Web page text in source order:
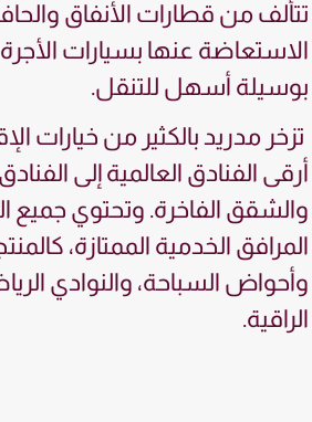
تتألف من قطارات الأنفاق
الاستعاضة عنها بسيارات
بوسيلة أسهل للتنقل.
تزخر مدريد بالكثير من خيارات
أرقى الفنادق العالمية إلى
والشقق الفاخرة. وتحتوي جميع
المرافق الخدمية الممتازة،
وأحواض السباحة، والنوادي
الراقية.